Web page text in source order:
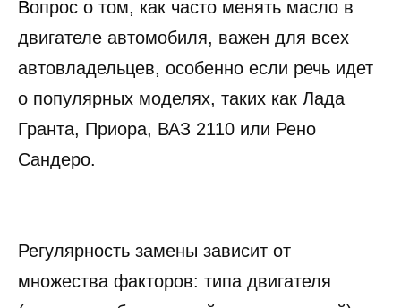
Вопрос о том, как часто менять масло в
двигателе автомобиля, важен для всех
автовладельцев, особенно если речь идет
о популярных моделях, таких как Лада
Гранта, Приора, ВАЗ 2110 или Рено
Сандеро.
Регулярность замены зависит от
множества факторов: типа двигателя